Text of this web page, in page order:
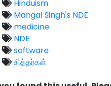
Hinduism
Mangal Singh's NDE
medicine
NDE
software
சித்தர்கள்